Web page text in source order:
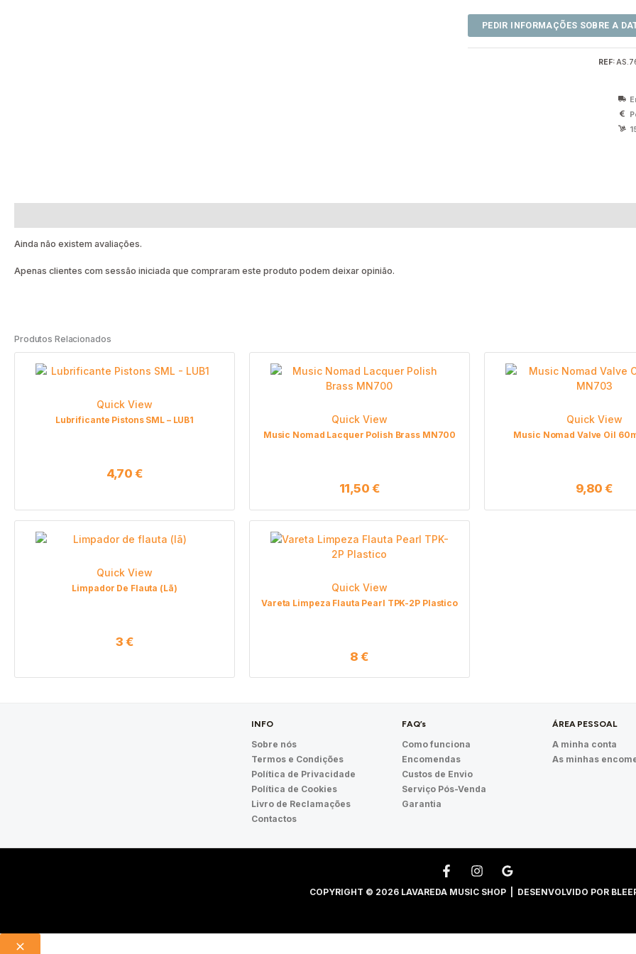
REF:
Ainda não existem avaliações.
Apenas clientes com sessão iniciada que compraram este produto podem deixar opinião.
Produtos Relacionados
Quick View
Lubrificante Pistons SML – LUB1
4,70 €
Quick View
Music Nomad Lacquer Polish Brass MN700
11,50 €
Quick View
Music Nomad Valve Oil
9,80€
Quick View
Limpador De Flauta (lã)
3 €
Quick View
Vareta Limpeza Flauta Pearl TPK-2P Plastico
8€
INFO
Sobre nós
Termos e Condições
Política de Privacidade
Política de Cookies
Livro de Reclamações
Contactos
FAQ’s
Como funciona
Encomendas
Custos de Envio
Serviço Pós-Venda
Garantia
ÁREA PESSOAL
A minha conta
As minhas
COPYRIGHT © 2026 LAVAREDA MUSIC SHOP | DESENVOLVIDO POR